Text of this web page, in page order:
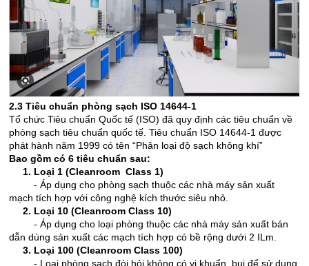
2.3 Tiêu chuẩn phòng sạch ISO 14644-1
Tổ chức Tiêu chuẩn Quốc tế (ISO) đã quy định các tiêu chuẩn về
phòng sạch tiêu chuẩn quốc tế. Tiêu chuẩn ISO 14644-1 được
phát hành năm 1999 có tên “Phân loại độ sạch không khí”
Bao gồm có 6 tiêu chuẩn sau:
1. Loại 1 (Cleanroom Class 1)
- Áp dụng cho phòng sạch thuộc các nhà máy sản xuất
mạch tích hợp với công nghệ kích thước siêu nhỏ.
2. Loại 10 (Cleanroom Class 10)
- Áp dụng cho loại phòng thuộc các nhà máy sản xuất bán
dẫn dùng sản xuất các mạch tích hợp có bề rộng dưới 2 ILm.
3. Loại 100 (Cleanroom Class 100)
- Loại phòng sạch đòi hỏi không có vi khuẩn, bụi để sử dụng